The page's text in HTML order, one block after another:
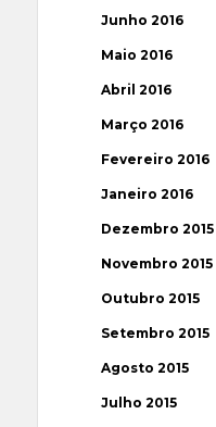
Junho 2016
Maio 2016
Abril 2016
Março 2016
Fevereiro 2016
Janeiro 2016
Dezembro 2015
Novembro 2015
Outubro 2015
Setembro 2015
Agosto 2015
Julho 2015